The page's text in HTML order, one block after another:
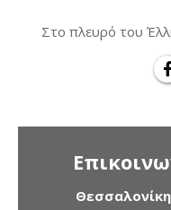
Στο πλευρό του
Θεσσαλονίκη